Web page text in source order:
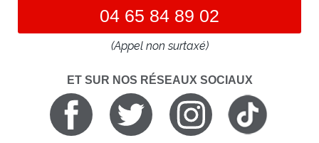
04 65 84 89 02
(Appel non surtaxé)
ET SUR NOS RÉSEAUX SOCIAUX